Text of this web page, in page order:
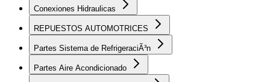
Conexiones Hidraulicas
REPUESTOS AUTOMOTRICES
Partes Sistema de RefrigeraciÃ³n
Partes Aire Acondicionado